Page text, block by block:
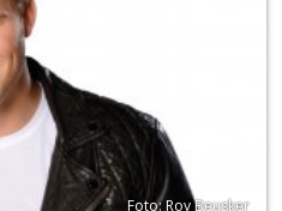
Foto: Roy Beusker